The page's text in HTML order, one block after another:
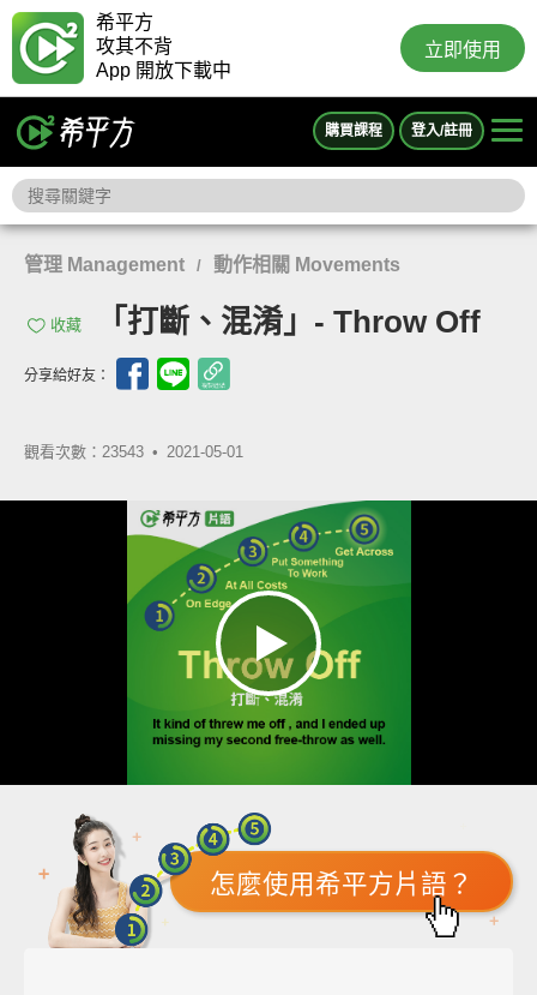
希平方
攻其不背
App 開放下載中
立即使用
購買課程 登入/註冊
管理 Management / 動作相關 Movements
收藏 「打斷、混淆」- Throw Off
分享給好友：
觀看次數：23543 • 2021-05-01
怎麼使用希平方片語？